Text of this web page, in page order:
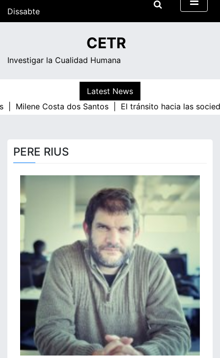
Dissabte
CETR
Investigar la Cualidad Humana
Latest News
|
Milene Costa dos Santos | El tránsito hacia las
PERE RIUS